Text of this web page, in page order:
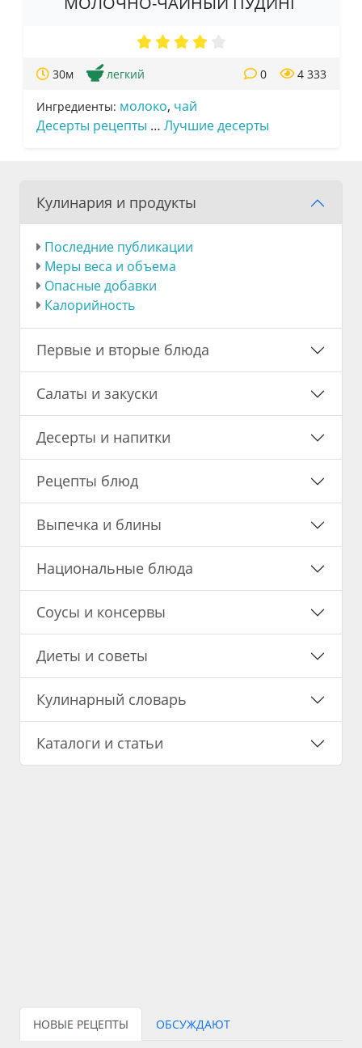
30м легкий 4 333
0
Ингредиенты: молоко, чай
Десерты рецепты … Лучшие десерты
Кулинария и продукты
Последние публикации
Меры веса и объема
Опасные добавки
Калорийность
Первые и вторые блюда
Салаты и закуски
Десерты и напитки
Рецепты блюд
Выпечка и блины
Национальные блюда
Соусы и консервы
Диеты и советы
Кулинарный словарь
Каталоги и статьи
НОВЫЕ РЕЦЕПТЫ ОБСУЖДАЮТ